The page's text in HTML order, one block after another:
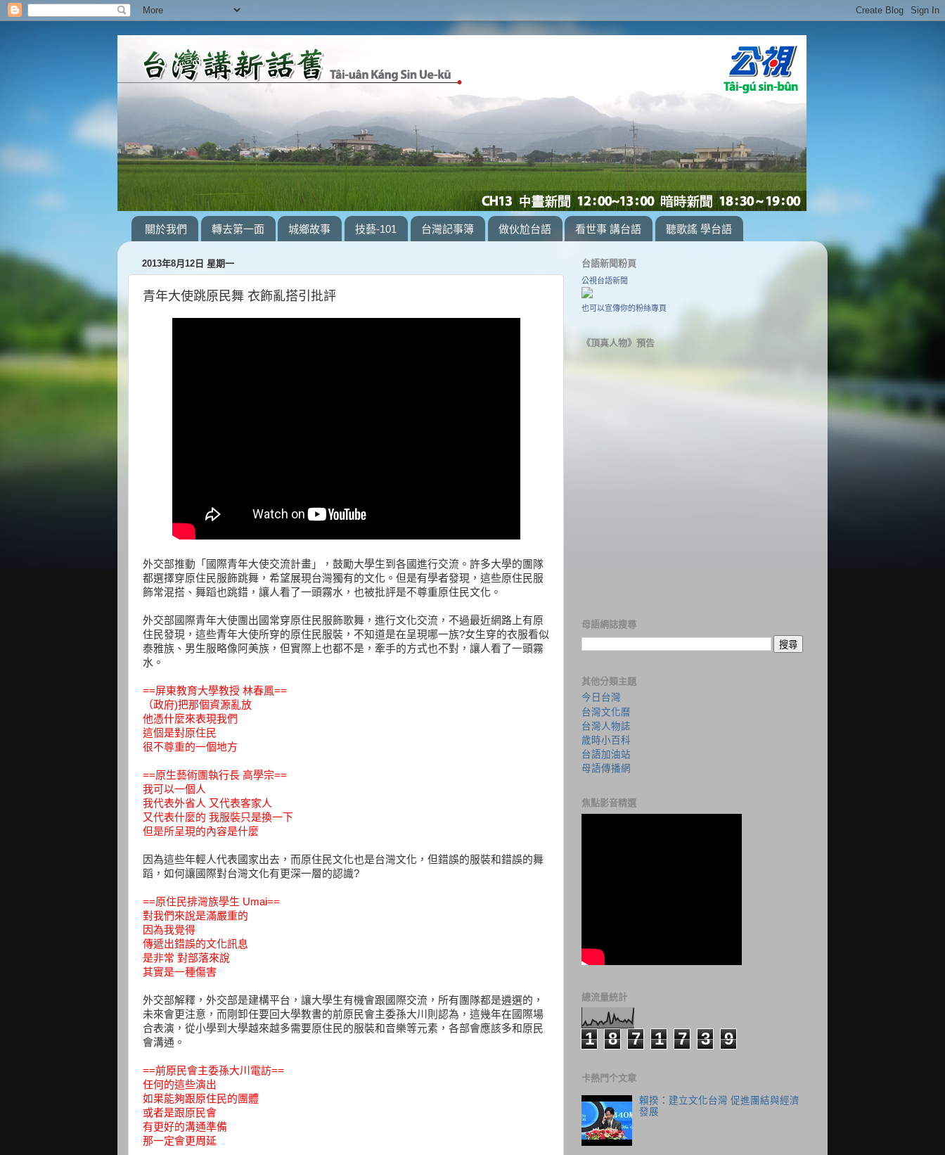
關於我們 轉去第一面 城鄉故事 技藝-101 台灣記事簿 做伙尬台語 看世事 講台語 聽歌謠 學台語
2013年8月12日 星期一
青年大使跳原民舞 衣飾亂搭引批評
外交部推動「國際青年大使交流計畫」，鼓勵大學生到各國進行交流。許多大學的團隊
都選擇穿原住民服飾跳舞，希望展現台灣獨有的文化。但是有學者發現，這些原住民服
飾常混搭、舞蹈也跳錯，讓人看了一頭霧水，也被批評是不尊重原住民文化。
外交部國際青年大使團出國常穿原住民服飾歌舞，進行文化交流，不過最近網路上有原
住民發現，這些青年大使所穿的原住民服裝，不知道是在呈現哪一族?女生穿的衣服看似
泰雅族、男生服略像阿美族，但實際上也都不是，牽手的方式也不對，讓人看了一頭霧
水。
==屏東教育大學教授 林春鳳==
（政府)把那個資源亂放
他憑什麼來表現我們
這個是對原住民
很不尊重的一個地方
==原生藝術團執行長 高學宗==
我可以一個人
我代表外省人 又代表客家人
又代表什麼的 我服裝只是換一下
但是所呈現的內容是什麼
因為這些年輕人代表國家出去，而原住民文化也是台灣文化，但錯誤的服裝和錯誤的舞
蹈，如何讓國際對台灣文化有更深一層的認識?
==原住民排灣族學生 Umai==
對我們來說是滿嚴重的
因為我覺得
傳遞出錯誤的文化訊息
是非常 對部落來說
其實是一種傷害
外交部解釋，外交部是建構平台，讓大學生有機會跟國際交流，所有團隊都是遴選的，
未來會更注意，而剛卸任要回大學教書的前原民會主委孫大川則認為，這幾年在國際場
合表演，從小學到大學越來越多需要原住民的服裝和音樂等元素，各部會應該多和原民
會溝通。
==前原民會主委孫大川電訪==
任何的這些演出
如果能夠跟原住民的團體
或者是跟原民會
有更好的溝通準備
那一定會更周延
台語新聞粉頁
公視台語新聞
也可以宣傳你的粉絲專頁
《頂真人物》預告
母語網誌搜尋
其他分類主題
今日台灣
台灣文化曆
台灣人物誌
歲時小百科
台語加油站
母語傳播網
焦點影音精選
總流量統計
1 8 7 1 7 3 9
卡熱門个文章
賴揆：建立文化台灣 促進團結與經濟
發展